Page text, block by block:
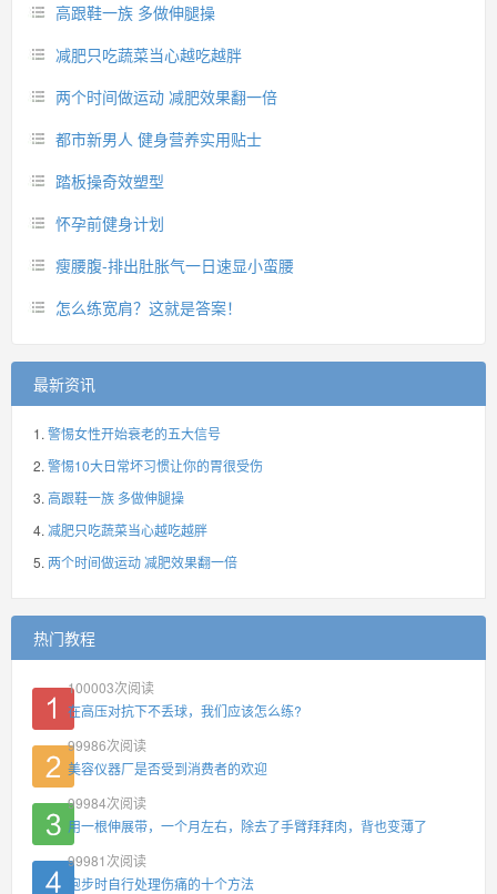
高跟鞋一族 多做伸腿操
减肥只吃蔬菜当心越吃越胖
两个时间做运动 减肥效果翻一倍
都市新男人 健身营养实用贴士
踏板操奇效塑型
怀孕前健身计划
瘦腰腹-排出肚胀气一日速显小蛮腰
怎么练宽肩？这就是答案！
最新资讯
警惕女性开始衰老的五大信号
警惕10大日常坏习惯让你的胃很受伤
高跟鞋一族 多做伸腿操
减肥只吃蔬菜当心越吃越胖
两个时间做运动 减肥效果翻一倍
热门教程
100003次阅读
在高压对抗下不丢球，我们应该怎么练?
99986次阅读
美容仪器厂是否受到消费者的欢迎
99984次阅读
用一根伸展带，一个月左右，除去了手臂拜拜肉，背也变薄了
99981 次阅读
跑步时自行处理伤痛的十个方法